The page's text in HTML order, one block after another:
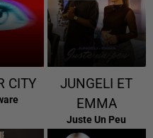
CITY
JUNGELI ET
EMMA
Juste Un Peu